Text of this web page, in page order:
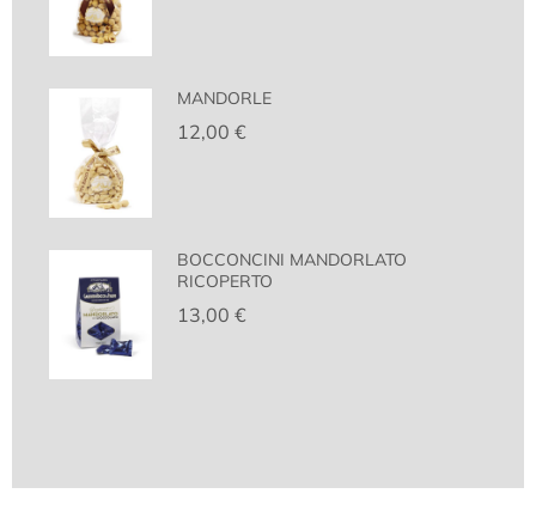
MANDORLE
12,00€
BOCCONCINI MANDORLATO
RICOPERTO
13,00€